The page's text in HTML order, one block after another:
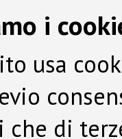
i
usa
che di